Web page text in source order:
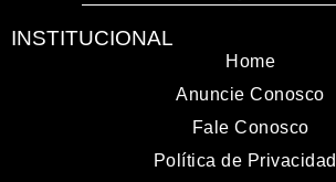
INSTITUCIONAL
Home
Anuncie Conosco
Fale Conosco
Política de